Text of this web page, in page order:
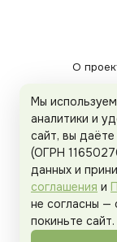
О
Мы
аналитики и
сайт, вы
(ОГРН
данных и
соглашения и
не согласны —
покиньте сайт.